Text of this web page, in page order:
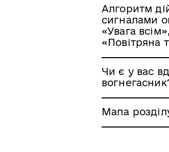
Алгоритм
сигналами
«Увага всім»,
«Повітряна
Чи є у вас
Мапа